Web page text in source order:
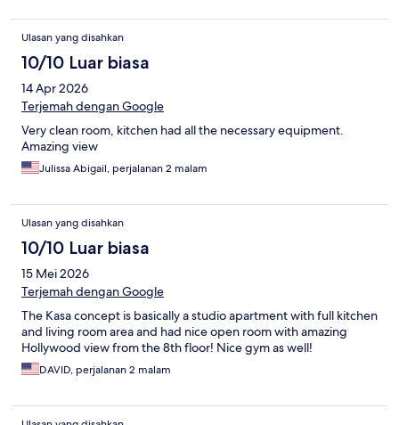
Ulasan yang disahkan
10/10 Luar biasa
14 Apr 2026
Terjemah dengan Google
Very clean room, kitchen had all the necessary equipment.
Amazing view
Julissa Abigail, perjalanan 2 malam
Ulasan yang disahkan
10/10 Luar biasa
15 Mei 2026
Terjemah dengan Google
The Kasa concept is basically a studio apartment with full kitchen
and living room area and had nice open room with amazing
Hollywood view from the 8th floor! Nice gym as well!
DAVID, perjalanan 2 malam